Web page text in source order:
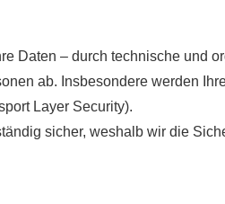
Daten – durch technische und
ab. Insbesondere werden
Layer Security).
sicher, weshalb wir die